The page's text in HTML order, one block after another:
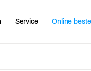
Service Online